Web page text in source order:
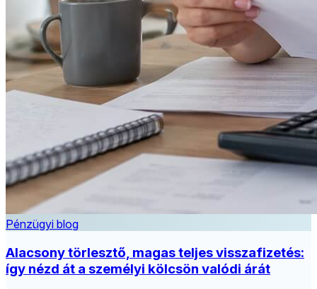
Pénzügyi blog
Alacsony törlesztő, magas teljes visszafizetés:
így nézd át a személyi kölcsön valódi árát